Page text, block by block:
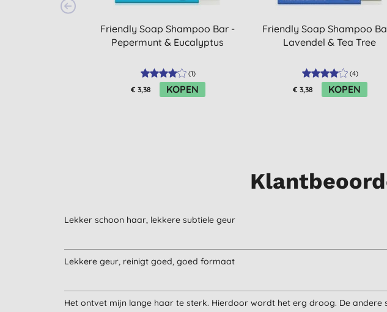
Friendly Soap Shampoo Bar -
Pepermunt & Eucalyptus
(1)
€ 3,38 KOPEN
Friendly Soap Shampoo
Lavendel & Tea Tree
(4)
€ 3,38 KOPEN
Lekker schoon haar, lekkere subtiele geur
Lekkere geur, reinigt goed, goed formaat
Het ontvet mijn lange haar te sterk. Hierdoor wordt het erg droog. De andere